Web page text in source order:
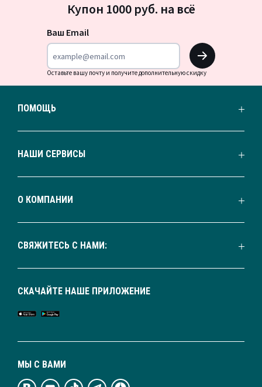
на
Купон 1000 руб. на всё
Ваш Email
OK
Оставьте вашу почту и получите дополнительную скидку
ПОМОЩЬ
НАШИ СЕРВИСЫ
О КОМПАНИИ
СВЯЖИТЕСЬ С НАМИ:
МЫ С ВАМИ
СКАЧАЙТЕ НАШЕ ПРИЛОЖЕНИЕ